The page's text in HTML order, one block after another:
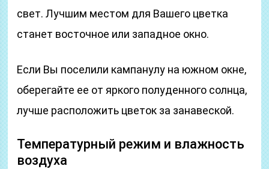
свет. Лучшим местом для Вашего цветка
станет восточное или западное окно.
Если Вы поселили кампанулу на южном окне,
оберегайте ее от яркого полуденного солнца,
лучше расположить цветок за занавеской.
Температурный режим и влажность
воздуха